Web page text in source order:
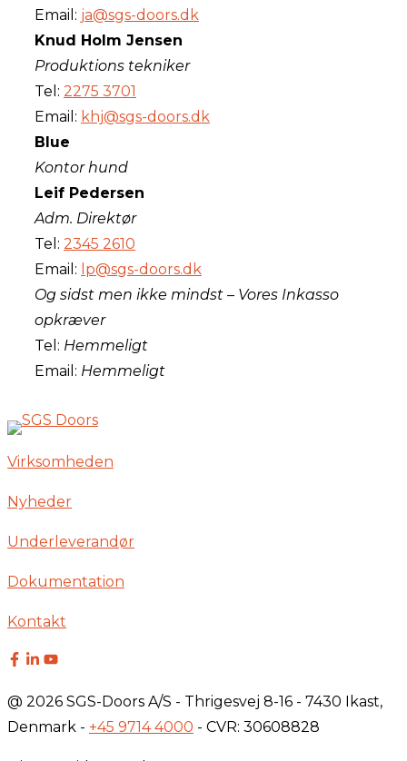
Email: ja@sgs-doors.dk
Knud Holm Jensen
Produktions tekniker
Tel: 2275 3701
Email: khj@sgs-doors.dk
Blue
Kontor hund
Leif Pedersen
Adm. Direktør
Tel: 2345 2610
Email: lp@sgs-doors.dk
Og sidst men ikke mindst – Vores Inkasso
opkræver
Tel: Hemmeligt
Email: Hemmeligt
Virksomheden
Nyheder
Underleverandør
Dokumentation
Kontakt
@ 2026 SGS-Doors A/S - Thrigesvej 8-16 - 7430 Ikast,
Denmark - +45 9714 4000 - CVR: 30608828